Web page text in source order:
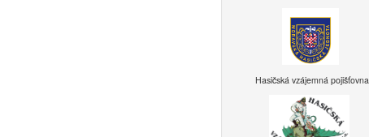
Hasičská vzájemná pojišťovna